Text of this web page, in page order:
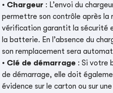
• Chargeur : L’envoi du
permettre son contrôle après la
vérification garantit la sécurité
la batterie. En l’absence du
son remplacement sera
• Clé de démarrage : Si votre
de démarrage, elle doit
évidence sur le carton ou sur